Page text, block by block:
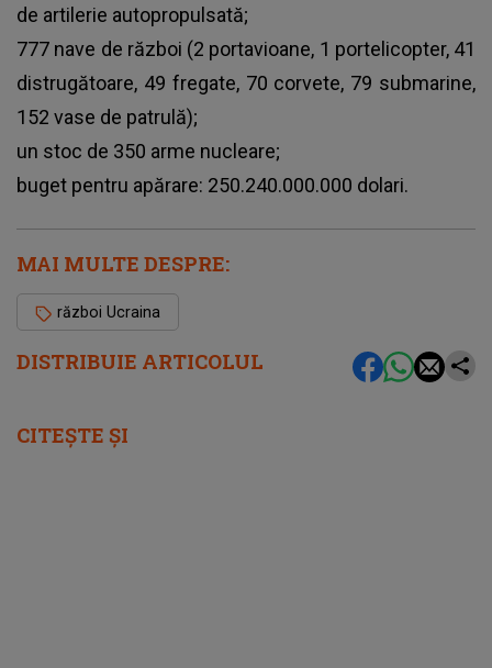
DISTRIBUIE ARTICOLUL
de artilerie autopropulsată;
777 nave de război (2 portavioane, 1 portelicopter, 41
distrugătoare, 49 fregate, 70 corvete, 79 submarine,
152 vase de patrulă);
un stoc de 350 arme nucleare;
buget pentru apărare: 250.240.000.000 dolari.
MAI MULTE DESPRE:
război Ucraina
CITEȘTE ȘI